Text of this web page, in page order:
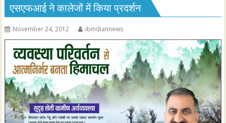
एसएफआई ने कालेजों में किया प्रदर्शन
November 24, 2012 ibindiannews